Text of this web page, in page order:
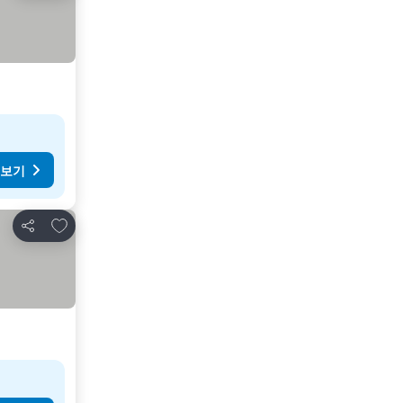
기
공유
즐겨찾기에 추가